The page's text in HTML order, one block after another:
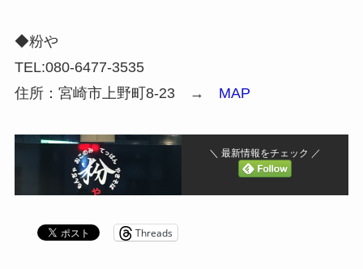
◆粉や
TEL:080-6477-3535
住所：宮崎市上野町8-23 → MAP
＼ 最新情報をチェック ／
Threads